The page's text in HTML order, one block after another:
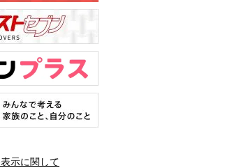
示に関して